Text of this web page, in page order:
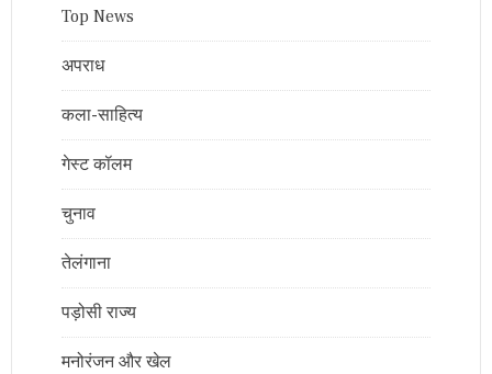
Top News
अपराध
कला-साहित्य
गेस्ट कॉलम
चुनाव
तेलंगाना
पड़ोसी राज्य
मनोरंजन और खेल